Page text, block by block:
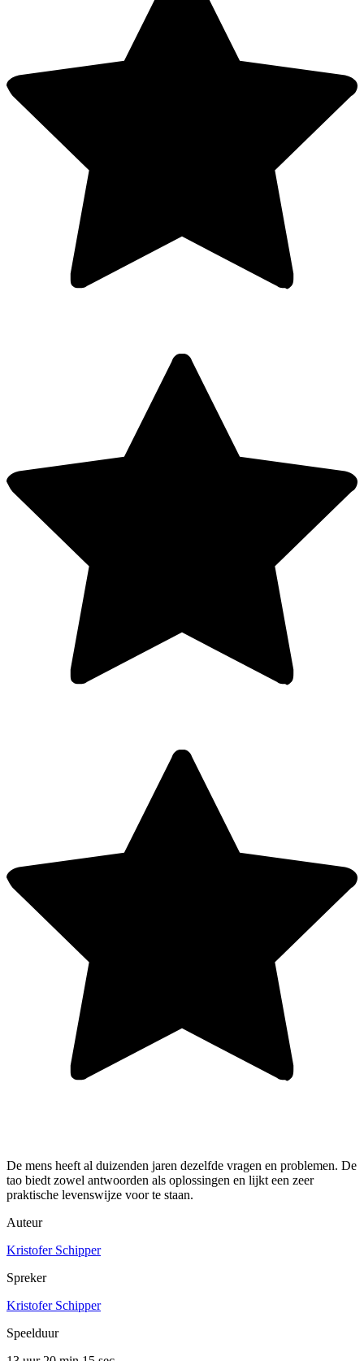
De mens heeft al duizenden jaren dezelfde vragen en problemen. De
tao biedt zowel antwoorden als oplossingen en lijkt een zeer
praktische levenswijze voor te staan.
Auteur
Kristofer Schipper
Spreker
Kristofer Schipper
Speelduur